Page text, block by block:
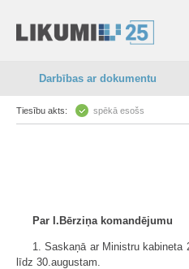
Darbības ar dokumentu
Tiesību akts: spēkā esošs
Par I.Bērziņa komandējumu
1. Saskaņā ar Ministru kabineta
līdz 30.augustam.